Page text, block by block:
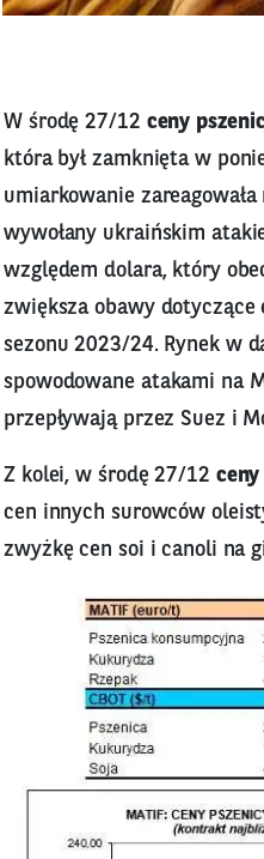
W środę 27/12 ceny
która był zamknięta w
umiarkowanie
wywołany ukraińskim
względem dolara, który
zwiększa obawy dotyczące
sezonu 2023/24. Rynek w
spowodowane atakami na
przepływają przez Suez i
Z kolei, w środę 27/12
cen innych surowców
zwyżkę cen soi i canoli na